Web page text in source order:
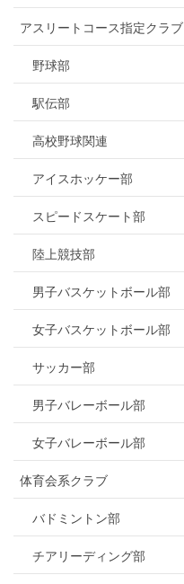
アスリートコース指定クラブ
野球部
駅伝部
高校野球関連
アイスホッケー部
スピードスケート部
陸上競技部
男子バスケットボール部
女子バスケットボール部
サッカー部
男子バレーボール部
女子バレーボール部
体育会系クラブ
バドミントン部
チアリーディング部